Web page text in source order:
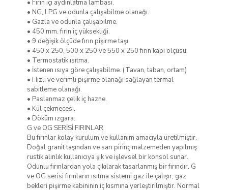
• Fırın içi aydınlatma lambası.
• NG, LPG ve odunla çalışabilme olanağı.
• Gazla ve odunla çalışabilme.
• 450 mm. fırın iç yüksekliği.
• 9 değişik ölçüde fırın pişirme taşı.
• 450 x 250, 500 x 250 ve 550 x 250 fırın kapı ölçüsü.
• Termostatik ısıtma.
• İstenen ısıya göre çalışabilme. (Tavan, taban, ortam)
• Hızlı ve verimli pişirme olanağı sağlayan termal
sabitleme olanağı.
• Paslanmaz çelik iç hazne.
• Kül çekmecesi.
• Döküm ızgara.
G ve OG SERİSİ FIRINLAR
Bu fırınlar kolay kurulum ve kullanım amacıyla üretilmiştir.
Doğal granit taşından ve sarı pirinç malzemeden yapılmış
rustik alınlık kullanıcıya şık ve işlevsel bir konsol sunar.
Odunlu fırınlardan yola çıkılarak tasarlanmış bir fırındır. G
ve OG serisi fırınların ısıtma sistemi gaz ile çalışır, gaz
bekleri pişirme kabininin iç kısmına yerleştirilmiştir. Normal